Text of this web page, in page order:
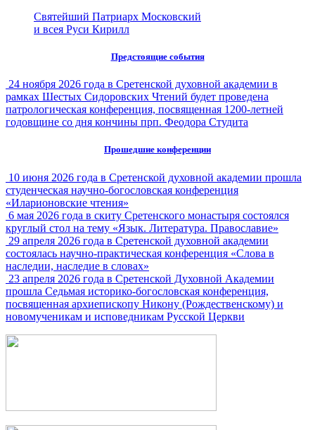
Святейший Патриарх Московский
и всея Руси Кирилл
Предстоящие события
24 ноября 2026 года в Сретенской духовной академии в
рамках Шестых Сидоровских Чтений будет проведена
патрологическая конференция, посвященная 1200-летней
годовщине со дня кончины прп. Феодора Студита
Прошедшие конференции
10 июня 2026 года в Сретенской духовной академии прошла
студенческая научно-богословская конференция
«Иларионовские чтения»
6 мая 2026 года в скиту Сретенского монастыря состоялся
круглый стол на тему «Язык. Литература. Православие»
29 апреля 2026 года в Сретенской духовной академии
состоялась научно-практическая конференция «Слова в
наследии, наследие в словах»
23 апреля 2026 года в Сретенской Духовной Академии
прошла Седьмая историко-богословская конференция,
посвященная архиепископу Никону (Рождественскому) и
новомученикам и исповедникам Русской Церкви